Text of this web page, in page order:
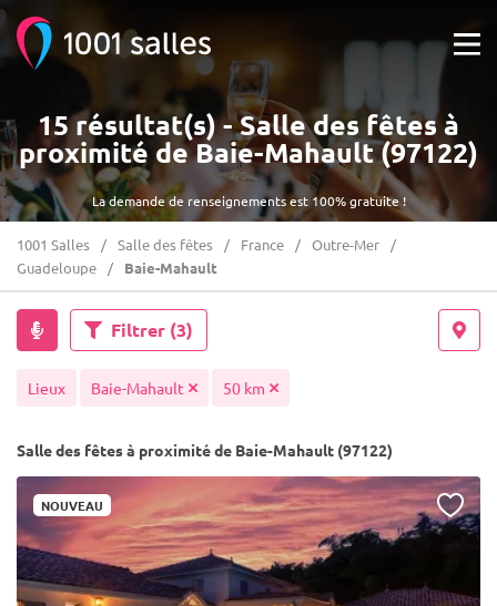
La demande de renseignements est 100% gratuite !
15 résultat(s) - Salle des fêtes à
proximité de Baie-Mahault (97122)
1001 Salles Salle des fêtes France
Outre-Mer
Guadeloupe
Baie-Mahault
Filtrer (3)
Lieux Baie-Mahault 50 km
Salle des fêtes à proximité de Baie-Mahault (97122)
NOUVEAU